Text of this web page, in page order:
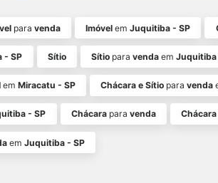
para venda Imóvel emJuquitiba - SP
- SP Sítio Sítio paravenda emJuquitiba
em Miracatu - SP Chácara e Sítiopara venda
- SP Chácarapara venda
em Juquitiba - SP